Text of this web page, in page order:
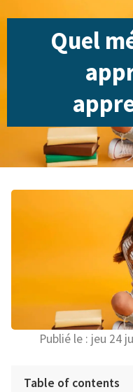
Quel
Publié le : jeu 24
Table of contents